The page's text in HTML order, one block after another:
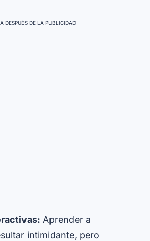
DESPUÉS DE LA PUBLICIDAD
Aprender a
intimidante, pero